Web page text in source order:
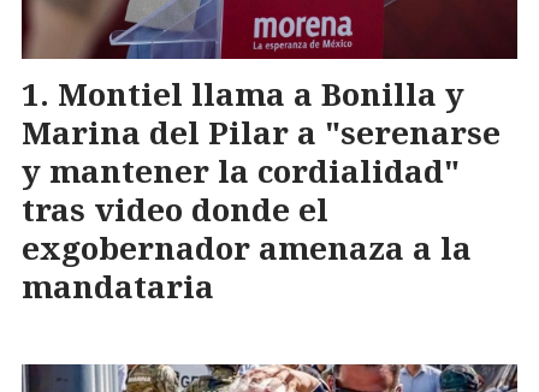
Montiel llama a Bonilla y
Marina del Pilar a "serenarse
y mantener la cordialidad"
tras video donde el
exgobernador amenaza a la
mandataria